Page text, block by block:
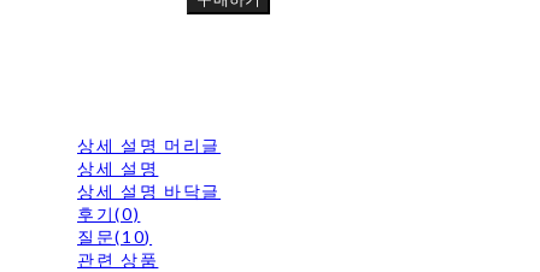
상세 설명 머리글
상세 설명
상세 설명 바닥글
후기(0)
질문(10)
관련 상품